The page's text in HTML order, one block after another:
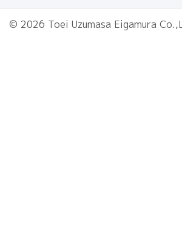
© 2026 Toei Uzumasa Eigamura